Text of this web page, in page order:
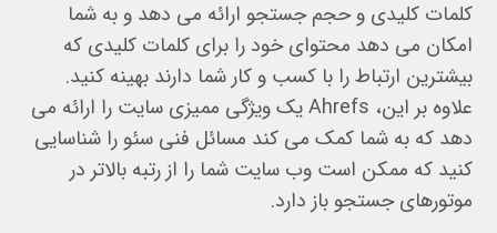
کلمات کلیدی و حجم جستجو ارائه می دهد و به شما
امکان می دهد محتوای خود را برای کلمات کلیدی که
بیشترین ارتباط را با کسب و کار شما دارند بهینه کنید.
علاوه بر این، Ahrefs یک ویژگی ممیزی سایت را ارائه می
دهد که به شما کمک می کند مسائل فنی سئو را شناسایی
کنید که ممکن است وب سایت شما را از رتبه بالاتر در
موتورهای جستجو باز دارد.